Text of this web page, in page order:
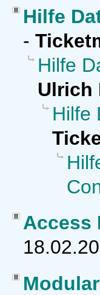
Hilfe
-
Hilfe
Ulrich
Hilfe
Access